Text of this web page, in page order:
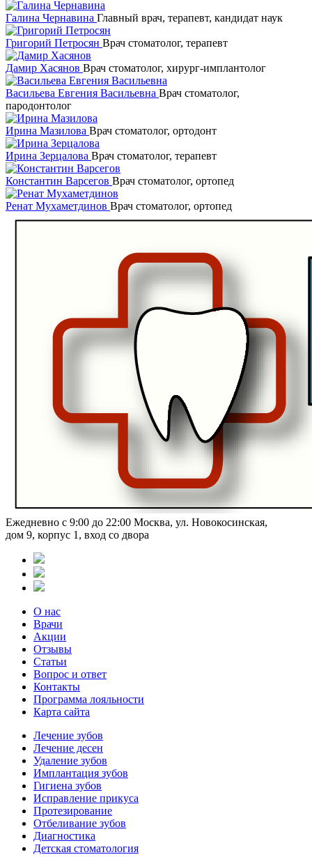
Галина Чернавина Главный врач, терапевт, кандидат наук
Григорий Петросян Врач стоматолог, терапевт
Дамир Хасянов Врач стоматолог, хирург-имплантолог
Васильева Евгения Васильевна Врач стоматолог,
пародонтолог
Ирина Мазилова Врач стоматолог, ортодонт
Ирина Зерцалова Врач стоматолог, терапевт
Константин Варсегов Врач стоматолог, ортопед
Ренат Мухаметдинов Врач стоматолог, ортопед
Ежедневно с 9:00 до 22:00 Москва, ул. Новокосинская,
дом 9, корпус 1, вход со двора
О нас
Врачи
Акции
Отзывы
Статьи
Вопрос и ответ
Контакты
Программа лояльности
Карта сайта
Лечение зубов
Лечение десен
Удаление зубов
Имплантация зубов
Гигиена зубов
Исправление прикуса
Протезирование
Отбеливание зубов
Диагностика
Детская стоматология